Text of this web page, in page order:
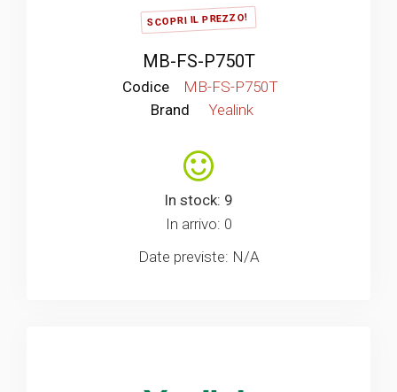
SCOPRI IL PREZZO!
MB-FS-P750T
Codice
MB-FS-P750T
Brand
Yealink
In stock: 9
In arrivo: 0
Date previste: N/A